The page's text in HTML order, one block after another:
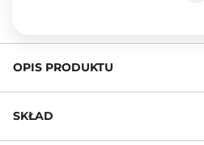
OPIS PRODUKTU
SKŁAD